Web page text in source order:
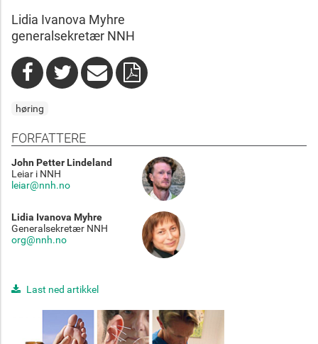
Lidia Ivanova Myhre
generalsekretær NNH
høring
FORFATTERE
John Petter Lindeland
Leiar i NNH
leiar@nnh.no
Lidia Ivanova Myhre
Generalsekretær NNH
org@nnh.no
Last ned artikkel